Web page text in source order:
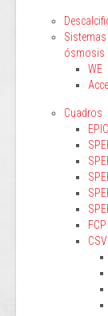
ósmosis
WE
Cuadros
EPIC
FCP
CSV